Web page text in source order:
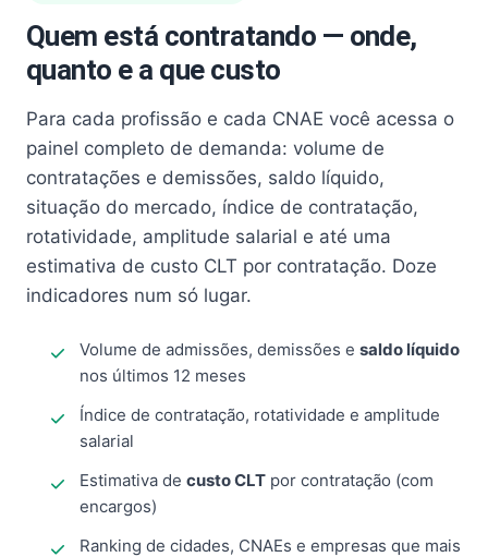
Quem está contratando — onde,
quanto e a que custo
Para cada profissão e cada CNAE você acessa o
painel completo de demanda: volume de
contratações e demissões, saldo líquido,
situação do mercado, índice de contratação,
rotatividade, amplitude salarial e até uma
estimativa de custo CLT por contratação. Doze
indicadores num só lugar.
Volume de admissões, demissões e saldo líquido
nos últimos 12 meses
Índice de contratação, rotatividade e amplitude
salarial
Estimativa de custo CLT por contratação (com
encargos)
Ranking de cidades, CNAEs e empresas que mais